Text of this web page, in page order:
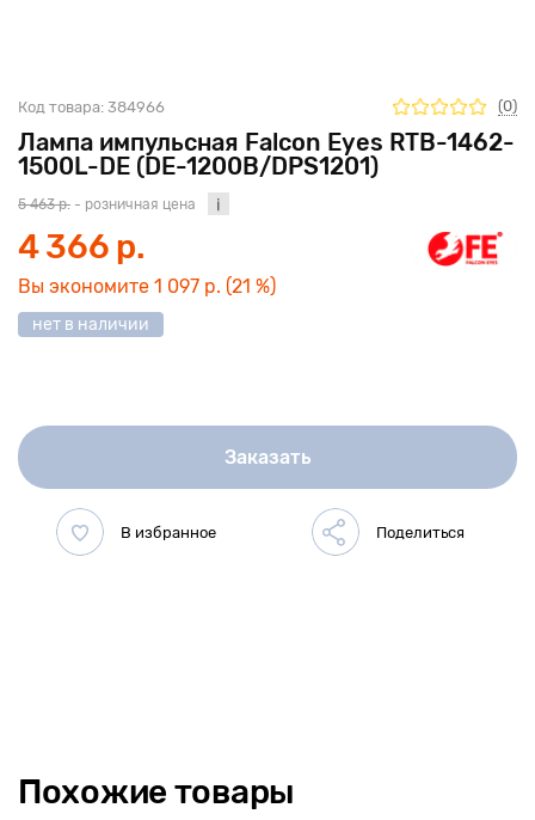
Лампа импульсная Falcon Eyes RTB-1462-
1500L-DE (DE-1200B/DPS1201)
Код товара: 384966 (0)
5 463 р. - розничная цена
4 366 р.
Вы экономите 1 097 р. (21 %)
нет в наличии
Заказать
Похожие товары